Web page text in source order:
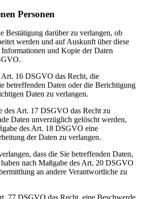
Personen
Bestätigung darüber zu verlangen, ob
werden und auf Auskunft über diese
und Kopie der Daten
Art. 16 DSGVO das Recht, die
betreffenden Daten oder die Berichtigung
Daten zu verlangen.
des Art. 17 DSGVO das Recht zu
Daten unverzüglich gelöscht werden,
des Art. 18 DSGVO eine
der Daten zu verlangen.
dass die Sie betreffenden Daten,
nach Maßgabe des Art. 20 DSGVO
an andere Verantwortliche zu